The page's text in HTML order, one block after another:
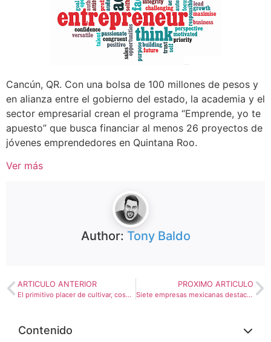
Cancún, QR. Con una bolsa de 100 millones de pesos y
en alianza entre el gobierno del estado, la academia y el
sector empresarial crean el programa “Emprende, yo te
apuesto” que busca financiar al menos 26 proyectos de
jóvenes emprendedores en Quintana Roo.
Ver más
Author: Tony Baldo
ARTICULO ANTERIOR
El primitivo placer de cultivar, cosechar y cocinar sus propios hongos
PROXIMO ARTICULO
Siete empresas mexicanas destacan en la lista de IE Govtech 2020
Contenido